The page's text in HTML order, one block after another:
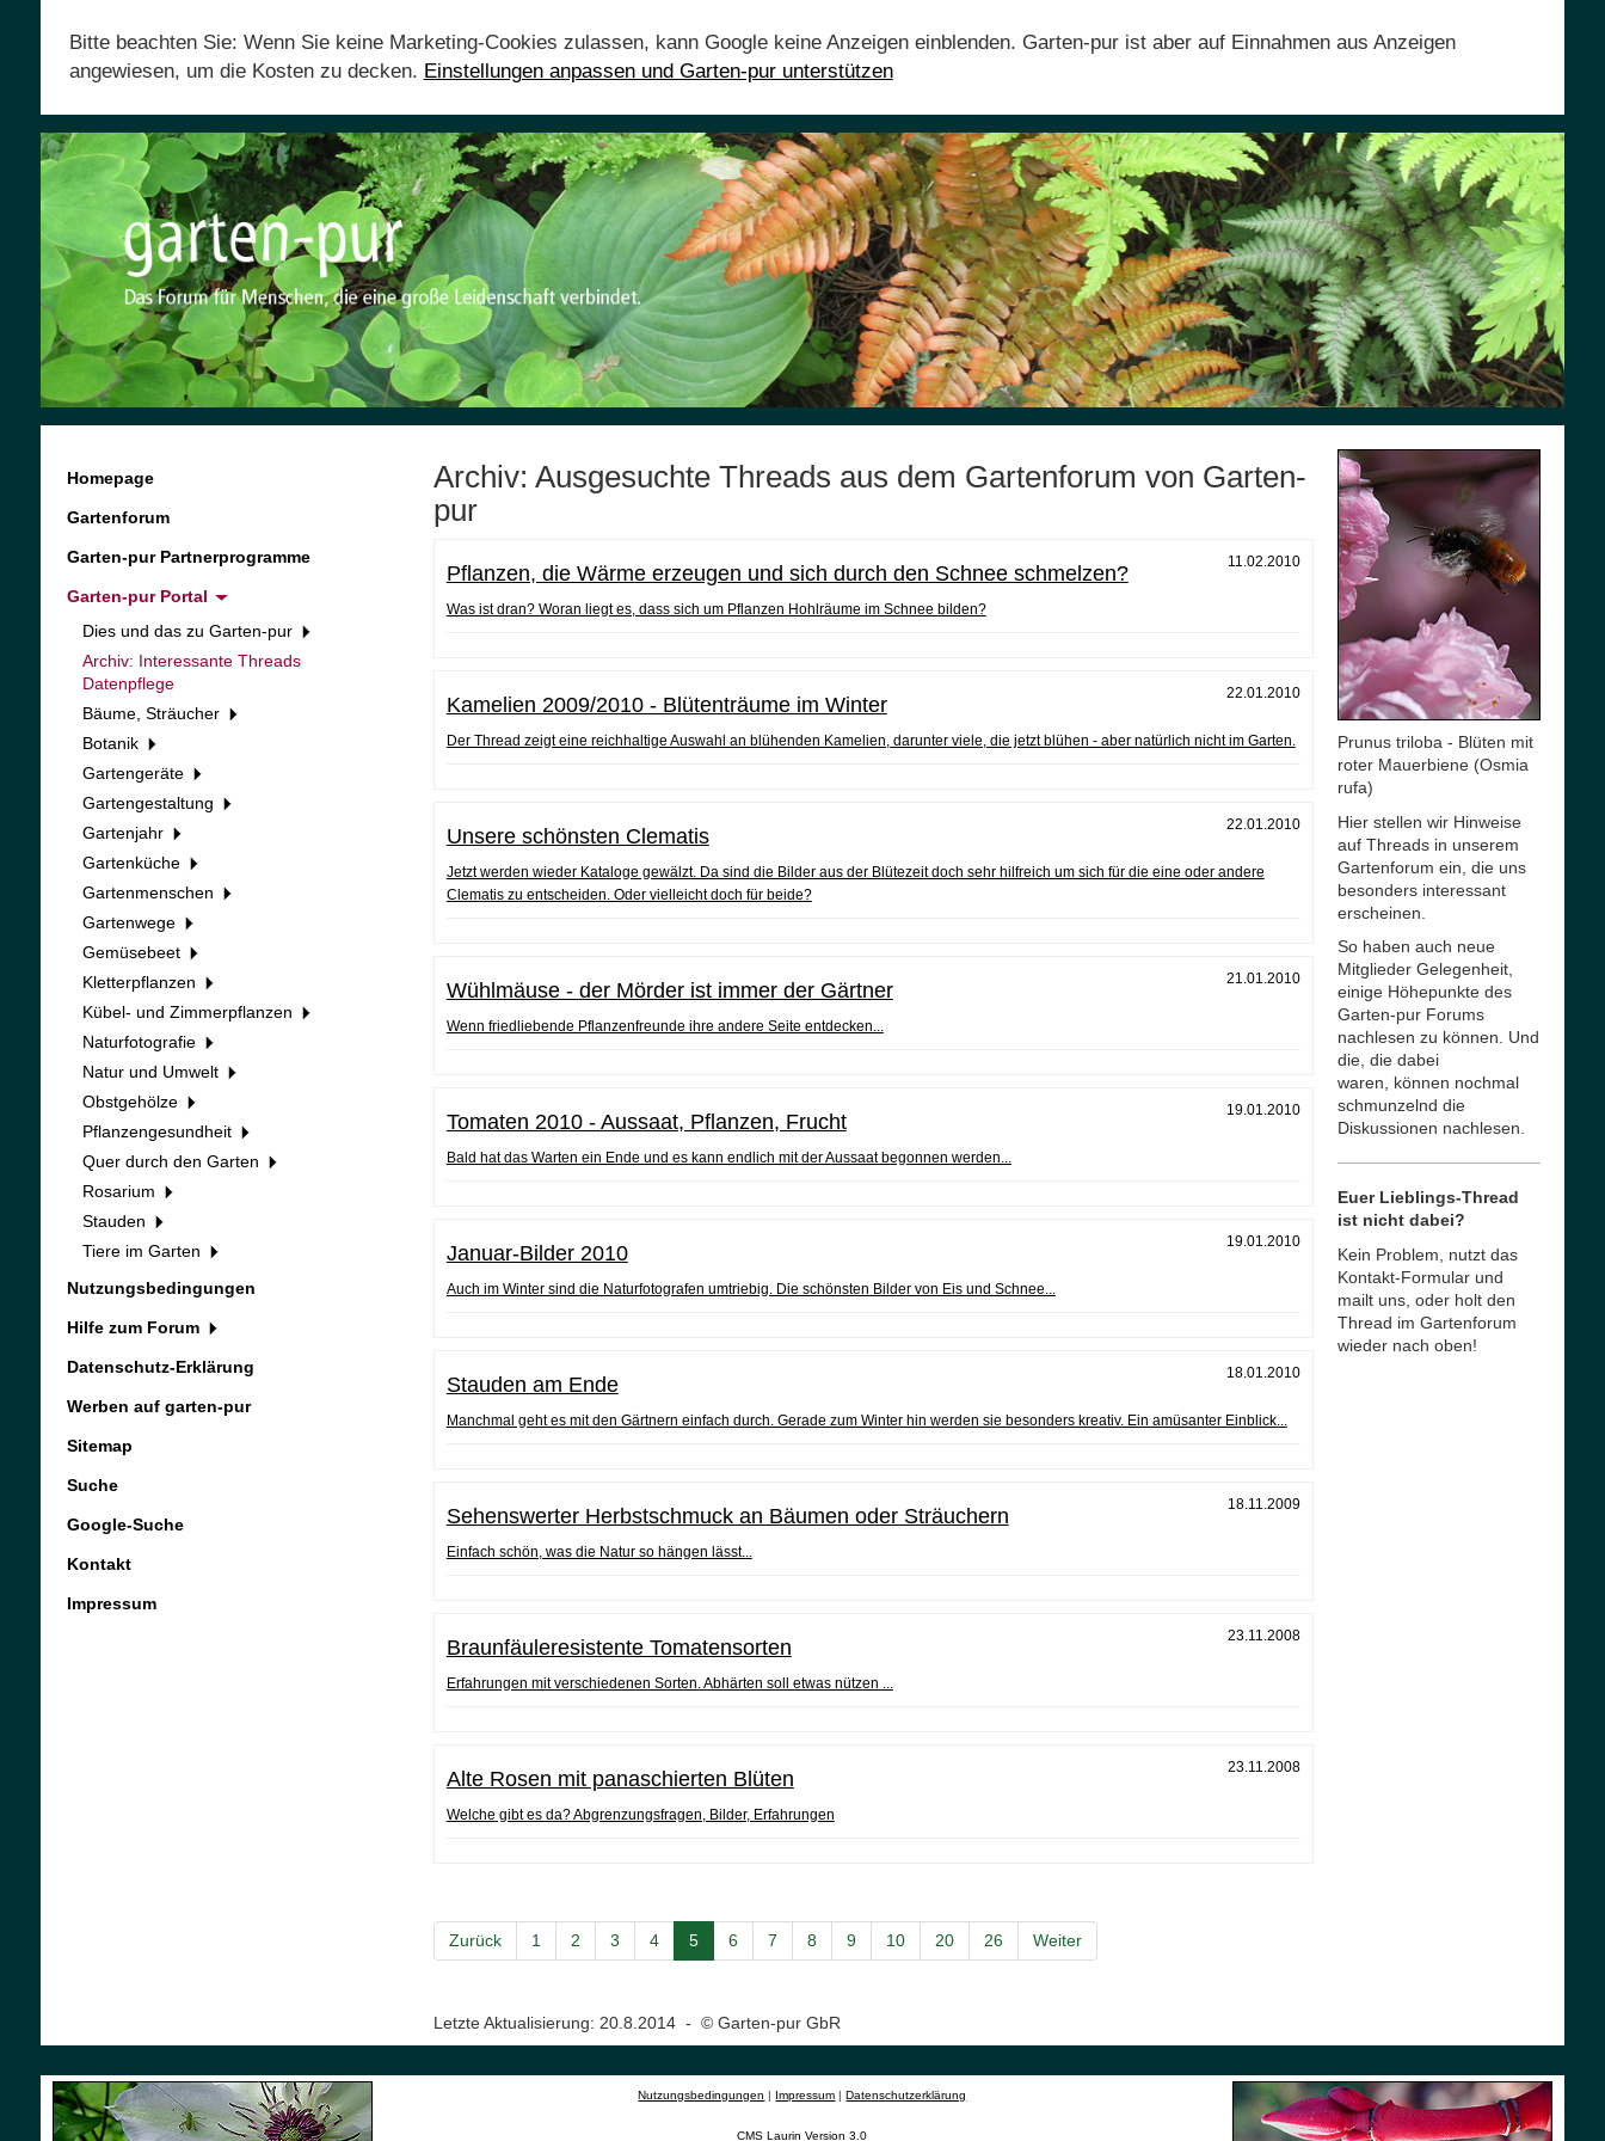
Bitte beachten Sie: Wenn Sie keine Marketing-Cookies zulassen, kann Google keine Anzeigen einblenden. Garten-pur ist aber auf Einnahmen aus Anzeigen
angewiesen, um die Kosten zu decken. Einstellungen anpassen und Garten-pur unterstützen
Homepage
Gartenforum
Garten-pur Partnerprogramme
Garten-pur Portal
Dies und das zu Garten-pur
Archiv: Interessante Threads
Datenpflege
Bäume, Sträucher
Botanik
Gartengeräte
Gartengestaltung
Gartenjahr
Gartenküche
Gartenmenschen
Gartenwege
Gemüsebeet
Kletterpflanzen
Kübel- und Zimmerpflanzen
Naturfotografie
Natur und Umwelt
Obstgehölze
Pflanzengesundheit
Quer durch den Garten
Rosarium
Stauden
Tiere im Garten
Nutzungsbedingungen
Hilfe zum Forum
Datenschutz-Erklärung
Werben auf garten-pur
Sitemap
Suche
Google-Suche
Kontakt
Impressum
Archiv: Ausgesuchte Threads aus dem Gartenforum von Garten-
pur
11.02.2010
Pflanzen, die Wärme erzeugen und sich durch den Schnee schmelzen?
Was ist dran? Woran liegt es, dass sich um Pflanzen Hohlräume im Schnee bilden?
22.01.2010
Kamelien 2009/2010 - Blütenträume im Winter
Der Thread zeigt eine reichhaltige Auswahl an blühenden Kamelien, darunter viele, die jetzt blühen - aber natürlich nicht im Garten.
22.01.2010
Unsere schönsten Clematis
Jetzt werden wieder Kataloge gewälzt. Da sind die Bilder aus der Blütezeit doch sehr hilfreich um sich für die eine oder andere
Clematis zu entscheiden. Oder vielleicht doch für beide?
21.01.2010
Wühlmäuse - der Mörder ist immer der Gärtner
Wenn friedliebende Pflanzenfreunde ihre andere Seite entdecken...
19.01.2010
Tomaten 2010 - Aussaat, Pflanzen, Frucht
Bald hat das Warten ein Ende und es kann endlich mit der Aussaat begonnen werden...
19.01.2010
Januar-Bilder 2010
Auch im Winter sind die Naturfotografen umtriebig. Die schönsten Bilder von Eis und Schnee...
18.01.2010
Stauden am Ende
Manchmal geht es mit den Gärtnern einfach durch. Gerade zum Winter hin werden sie besonders kreativ. Ein amüsanter Einblick...
18.11.2009
Sehenswerter Herbstschmuck an Bäumen oder Sträuchern
Einfach schön, was die Natur so hängen lässt...
23.11.2008
Braunfäuleresistente Tomatensorten
Erfahrungen mit verschiedenen Sorten. Abhärten soll etwas nützen ...
23.11.2008
Alte Rosen mit panaschierten Blüten
Welche gibt es da? Abgrenzungsfragen, Bilder, Erfahrungen
Zurück 1 2 3 4 5 6 7 8 9 10 20 26 Weiter
Letzte Aktualisierung: 20.8.2014 - © Garten-pur GbR
Prunus triloba - Blüten mit
roter Mauerbiene (Osmia
rufa)
Hier stellen wir Hinweise
auf Threads in unserem
Gartenforum ein, die uns
besonders interessant
erscheinen.
So haben auch neue
Mitglieder Gelegenheit,
einige Höhepunkte des
Garten-pur Forums
nachlesen zu können. Und
die, die dabei
waren, können nochmal
schmunzelnd die
Diskussionen nachlesen.
Euer Lieblings-Thread
ist nicht dabei?
Kein Problem, nutzt das
Kontakt-Formular und
mailt uns, oder holt den
Thread im Gartenforum
wieder nach oben!
Nutzungsbedingungen | Impressum |Datenschutzerklärung
CMS Laurin Version 3.0